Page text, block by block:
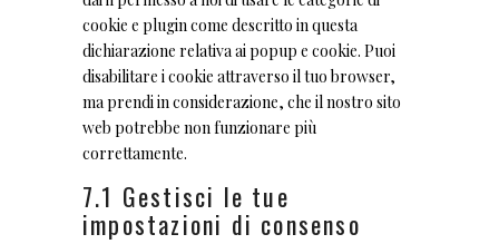
cookie e plugin come descritto in questa
dichiarazione relativa ai popup e cookie. Puoi
disabilitare i cookie attraverso il tuo browser,
ma prendi in considerazione, che il nostro sito
web potrebbe non funzionare più
correttamente.
7.1 Gestisci le tue
impostazioni di consenso